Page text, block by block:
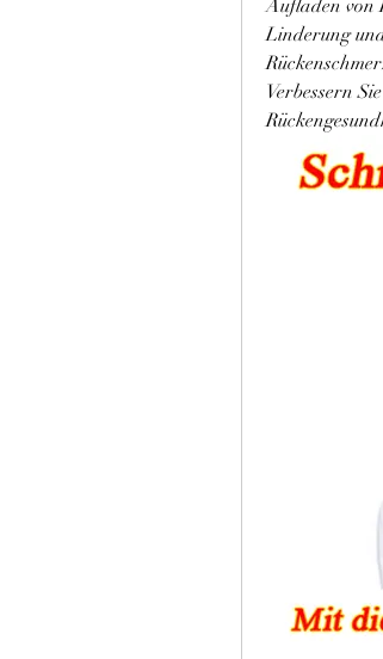
Aufladen von
Linderung
Verbessern